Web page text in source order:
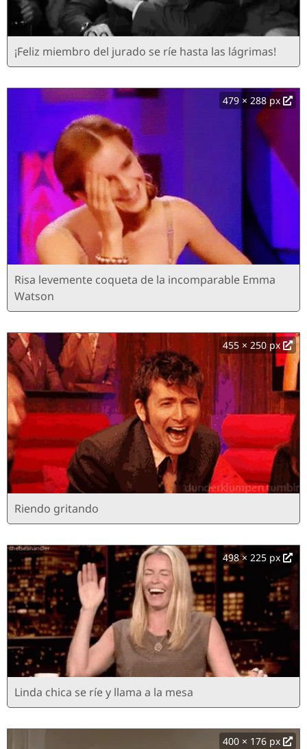
¡Feliz miembro del jurado se ríe hasta las lágrimas!
479 × 288 px
Risa levemente coqueta de la incomparable Emma
Watson
455 × 250 px
Riendo gritando
498 × 225 px
Linda chica se ríe y llama a la mesa
400 × 176 px